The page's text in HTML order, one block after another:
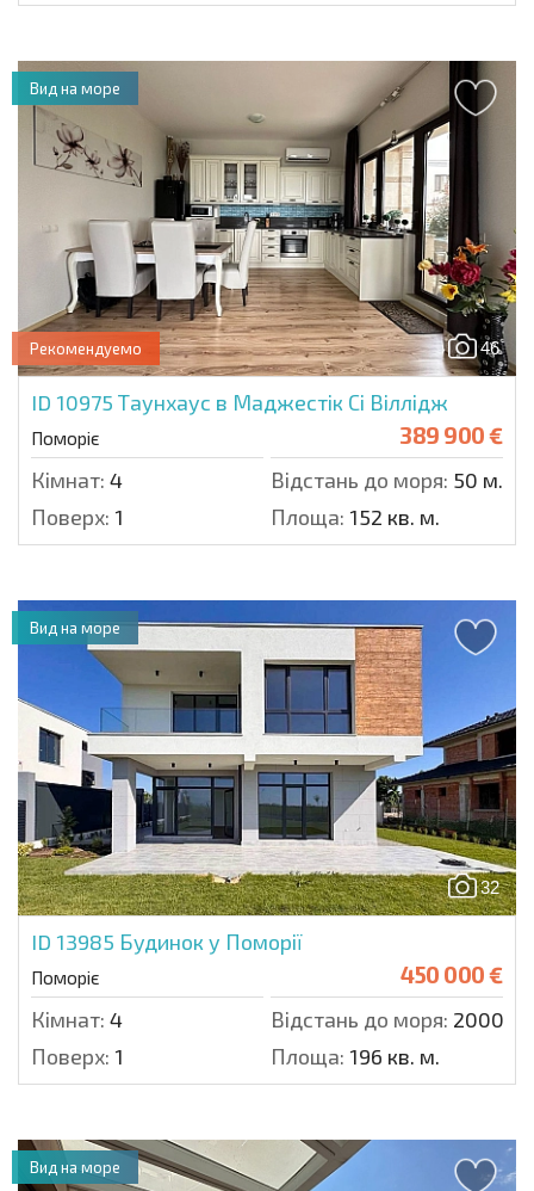
46
Рекомендуемо
ID 10975 Таунхаус в Маджестік Сі Віллідж
Поморіє 389 900 €
Кімнат: 4 Відстань до моря: 50 м.
Поверх: 1 Площа: 152 кв. м.
Вид на море
32
ID 13985 Будинок у Поморії
Поморіє 450 000 €
Кімнат: 4 Відстань до моря: 2000 м.
Поверх: 1 Площа: 196 кв. м.
Вид на море
Вид на море